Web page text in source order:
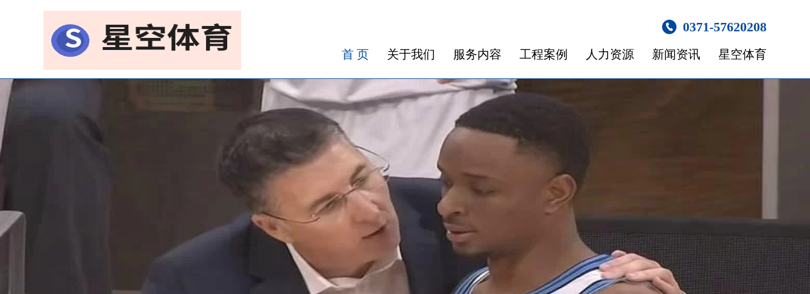
0371-57620208
首 页 关于我们 服务内容 工程案例 人力资源 新闻资讯 星空体育